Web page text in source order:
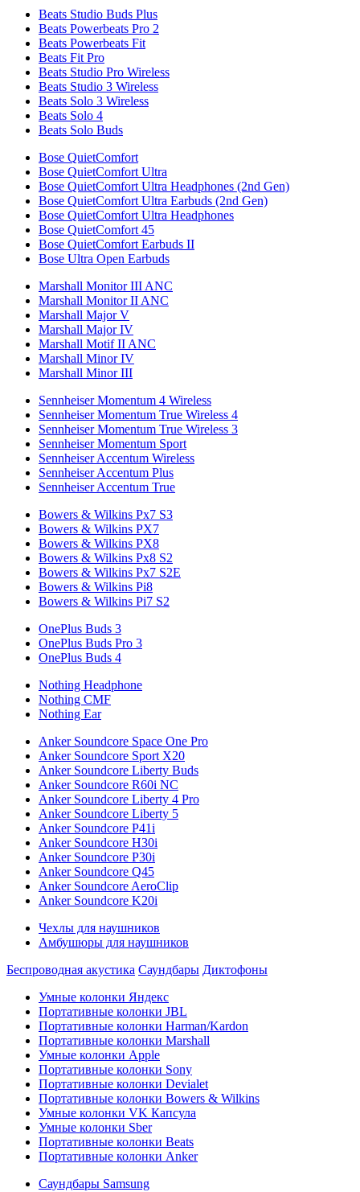
Beats Studio Buds Plus
Beats Powerbeats Pro 2
Beats Powerbeats Fit
Beats Fit Pro
Beats Studio Pro Wireless
Beats Studio 3 Wireless
Beats Solo 3 Wireless
Beats Solo 4
Beats Solo Buds
Bose QuietComfort
Bose QuietComfort Ultra
Bose QuietComfort Ultra Headphones (2nd Gen)
Bose QuietComfort Ultra Earbuds (2nd Gen)
Bose QuietComfort Ultra Headphones
Bose QuietComfort 45
Bose QuietComfort Earbuds II
Bose Ultra Open Earbuds
Marshall Monitor III ANC
Marshall Monitor II ANC
Marshall Major V
Marshall Major IV
Marshall Motif II ANC
Marshall Minor IV
Marshall Minor III
Sennheiser Momentum 4 Wireless
Sennheiser Momentum True Wireless 4
Sennheiser Momentum True Wireless 3
Sennheiser Momentum Sport
Sennheiser Accentum Wireless
Sennheiser Accentum Plus
Sennheiser Accentum True
Bowers & Wilkins Px7 S3
Bowers & Wilkins PX7
Bowers & Wilkins PX8
Bowers & Wilkins Px8 S2
Bowers & Wilkins Px7 S2E
Bowers & Wilkins Pi8
Bowers & Wilkins Pi7 S2
OnePlus Buds 3
OnePlus Buds Pro 3
OnePlus Buds 4
Nothing Headphone
Nothing CMF
Nothing Ear
Anker Soundcore Space One Pro
Anker Soundcore Sport X20
Anker Soundcore Liberty Buds
Anker Soundcore R60i NC
Anker Soundcore Liberty 4 Pro
Anker Soundcore Liberty 5
Anker Soundcore P41i
Anker Soundcore H30i
Anker Soundcore P30i
Anker Soundcore Q45
Anker Soundcore AeroClip
Anker Soundcore K20i
Чехлы для наушников
Амбушюры для наушников
Беспроводная акустика Саундбары Диктофоны
Умные колонки Яндекс
Портативные колонки JBL
Портативные колонки Harman/Kardon
Портативные колонки Marshall
Умные колонки Apple
Портативные колонки Sony
Портативные колонки Devialet
Портативные колонки Bowers & Wilkins
Умные колонки VK Капсула
Умные колонки Sber
Портативные колонки Beats
Портативные колонки Anker
Саундбары Samsung